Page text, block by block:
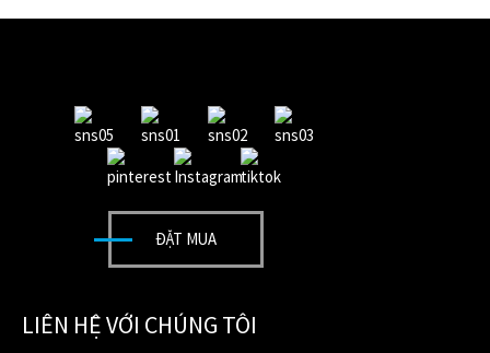
ĐẶT MUA
LIÊN HỆ VỚI CHÚNG TÔI